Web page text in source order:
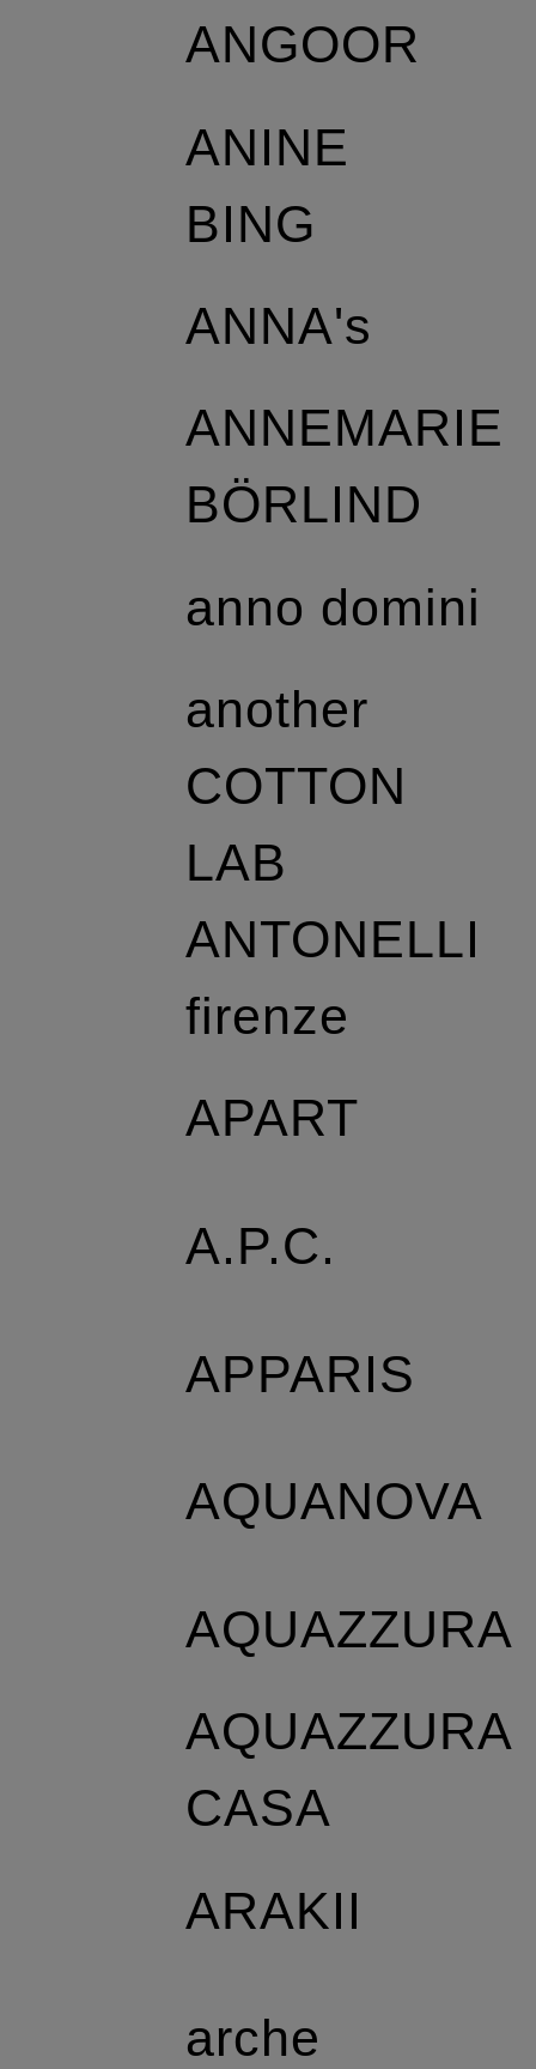
ANGOOR
ANINE
BING
ANNA's
ANNEMARIE
BÖRLIND
anno domini
another
COTTON
LAB
ANTONELLI
firenze
APART
A.P.C.
APPARIS
AQUANOVA
AQUAZZURA
AQUAZZURA
CASA
ARAKII
arche